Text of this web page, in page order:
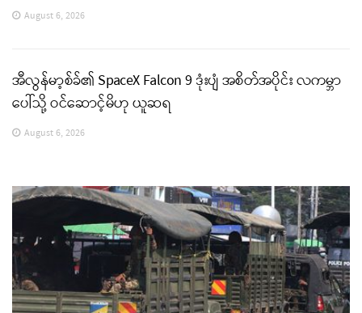
August 6, 2026
အီလွန်မာ့စ်ခ်၏ SpaceX Falcon 9 ဒုံးပျံ အစိတ်အပိုင်း လကမ္ဘာ
ပေါ်သို့ ဝင်ဆောင့်မိဟု ယူဆရ
August 6, 2026